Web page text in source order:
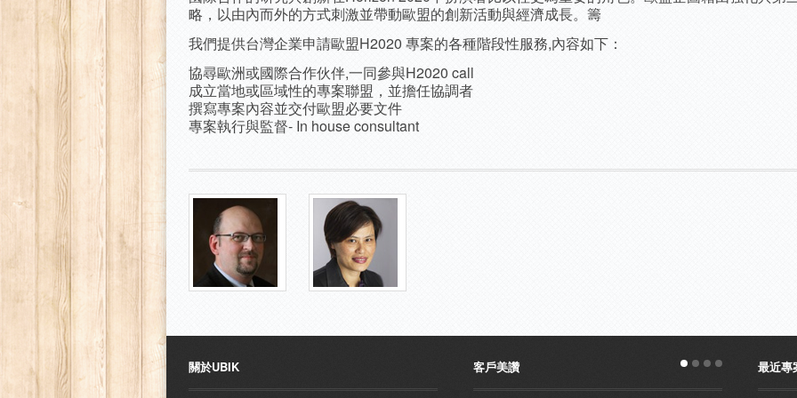
略，以由內而外的方式刺激並帶動歐盟的創新活動與經濟成長。籌
我們提供台灣企業申請歐盟H2020 專案的各種階段性服務,內容如下：
協尋歐洲或國際合作伙伴,一同參與H2020 call
成立當地或區域性的專案聯盟，並擔任協調者
撰寫專案內容並交付歐盟必要文件
專案執行與監督- In house consultant
關於UBIK 客戶美讚 最近專